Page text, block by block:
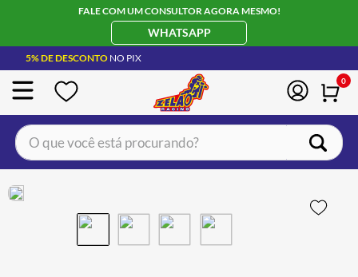
FALE COM UM CONSULTOR AGORA MESMO!
WHATSAPP
5% DE DESCONTO NO PIX
0
O que você está procurando?
BOTA